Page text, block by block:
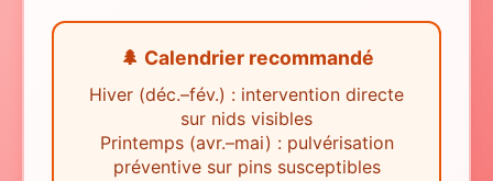
🌲 Calendrier recommandé
Hiver (déc.–fév.) : intervention directe
sur nids visibles
Printemps (avr.–mai) : pulvérisation
préventive sur pins susceptibles